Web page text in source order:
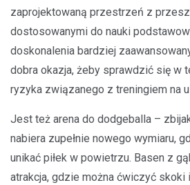
zaprojektowaną przestrzeń z
dostosowanymi do nauki
doskonalenia bardziej
dobra okazja, żeby sprawdzić się w
ryzyka związanego z treningiem na
Jest też arena do dodgeballa –
nabiera zupełnie nowego wymiaru,
unikać piłek w powietrzu. Basen z
atrakcja, gdzie można ćwiczyć skoki